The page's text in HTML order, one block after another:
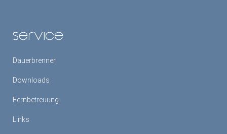
service
Dauerbrenner
Downloads
Fernbetreuung
Links